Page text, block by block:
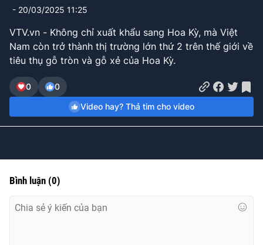
Công nghệ
Current
Time
0:13 / Duration
3:24
- 20/03/2025 11:25
VTV.vn - Không chỉ xuất khẩu sang Hoa Kỳ, mà Việt
Nam còn trở thành thị trường lớn thứ 2 trên thế giới về
tiêu thụ gỗ tròn và gỗ xẻ của Hoa Kỳ.
0
0
Video hay? Thả tim cho video
Bình luận (0)